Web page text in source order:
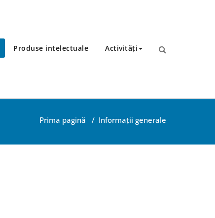
Produse intelectuale Activități
Prima pagină / Informații generale